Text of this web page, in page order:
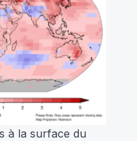
à la surface du